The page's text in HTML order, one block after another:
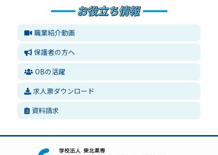
職業紹介動画
保護者の方へ
OBの活躍
求人票ダウンロード
資料請求